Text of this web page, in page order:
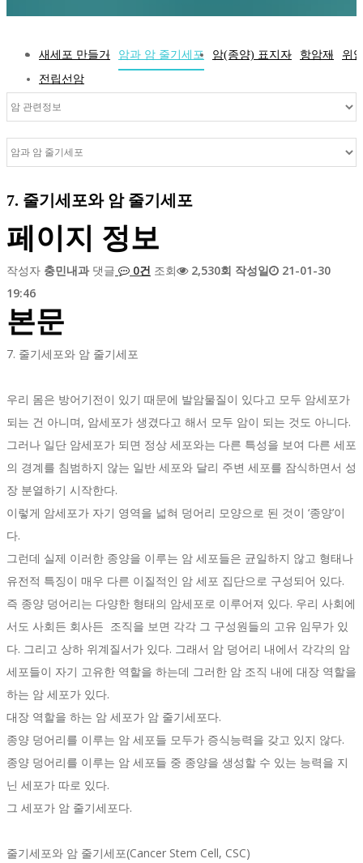
새세포 만들기 암과 암 줄기세포 암(종양) 표지자 항암제
위
전립선암
7. 줄기세포와 암 줄기세포
페이지 정보
작성자 충민내과 댓글 0건 조회 2,530회 작성일
21-01-30
19:46
본문
7. 줄기세포와 암 줄기세포
우리 몸은 방어기전이 있기 때문에 발암물질이 있다고 모두 암세포가
되는 건 아니며, 암세포가 생겼다고 해서 모두 암이 되는 것도 아니다.
그러나 일단 암세포가 되면 정상 세포와는 다른 특성을 보여 다른 세포
의 경계를 침범하지 않는 일반 세포와 달리 주변 세포를 잠식하면서 성
장 분열하기 시작한다.
이렇게 암세포가 자기 영역을 넓혀 덩어리 모양으로 된 것이 ‘종양’이
다.
그런데 실제 이러한 종양을 이루는 암 세포들은 균일하지 않고 형태나
유전적 특징이 매우 다른 이질적인 암 세포 집단으로 구성되어 있다.
즉 종양 덩어리는 다양한 형태의 암세포로 이루어져 있다. 우리 사회에
서도 사회든 회사든 조직을 보면 각각 그 구성원들의 고유 임무가 있
다. 그리고 상하 위계질서가 있다. 그래서 암 덩어리 내에서 각각의 암
세포들이 자기 고유한 역할을 하는데 그러한 암 조직 내에 대장 역할을
하는 암 세포가 있다.
대장 역할을 하는 암 세포가 암 줄기세포다.
종양 덩어리를 이루는 암 세포들 모두가 증식능력을 갖고 있지 않다.
종양 덩어리를 이루는 암 세포들 중 종양을 생성할 수 있는 능력을 지
닌 세포가 따로 있다.
그 세포가 암 줄기세포다.
줄기세포와 암 줄기세포(Cancer Stem Cell, CSC)